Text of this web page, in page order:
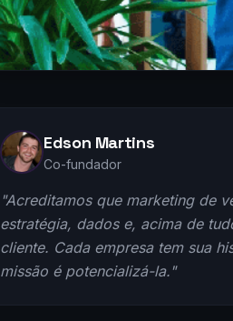
Edson Martins
Co-fundador
"Acreditamos que marketing de
estratégia, dados e, acima de
cliente. Cada empresa tem sua
missão é potencializá-la."